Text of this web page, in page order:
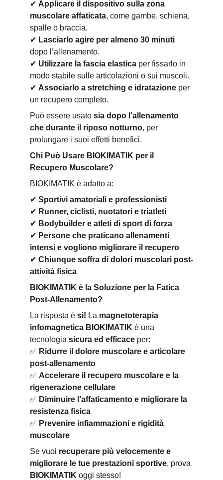
✔ Applicare il dispositivo sulla zona
muscolare affaticata, come gambe, schiena,
spalle o braccia.
✔ Lasciarlo agire per almeno 30 minuti
dopo l’allenamento.
✔ Utilizzare la fascia elastica per fissarlo in
modo stabile sulle articolazioni o sui muscoli.
✔ Associarlo a stretching e idratazione per
un recupero completo.
Può essere usato sia dopo l’allenamento
che durante il riposo notturno, per
prolungare i suoi effetti benefici.
Chi Può Usare BIOKIMATIK per il
Recupero Muscolare?
BIOKIMATIK è adatto a:
✔ Sportivi amatoriali e professionisti
✔ Runner, ciclisti, nuotatori e triatleti
✔ Bodybuilder e atleti di sport di forza
✔ Persone che praticano allenamenti
intensi e vogliono migliorare il recupero
✔ Chiunque soffra di dolori muscolari post-
attività fisica
BIOKIMATIK è la Soluzione per la Fatica
Post-Allenamento?
La risposta è sì! La magnetoterapia
infomagnetica BIOKIMATIK è una
tecnologia sicura ed efficace per:
✅ Ridurre il dolore muscolare e articolare
post-allenamento
✅ Accelerare il recupero muscolare e la
rigenerazione cellulare
✅ Diminuire l’affaticamento e migliorare la
resistenza fisica
✅ Prevenire infiammazioni e rigidità
muscolare
Se vuoi recuperare più velocemente e
migliorare le tue prestazioni sportive, prova
BIOKIMATIK oggi stesso!